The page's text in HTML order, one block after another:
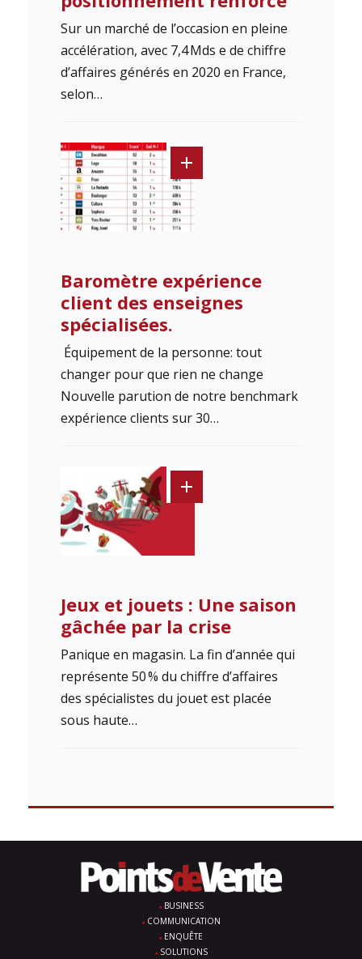
Sur un marché de l’occasion en pleine
accélération, avec 7,4 Mds e de chiffre
d’affaires générés en 2020 en France,
selon…
Baromètre expérience
client des enseignes
spécialisées.
Équipement de la personne: tout
changer pour que rien ne change
Nouvelle parution de notre benchmark
expérience clients sur 30…
Jeux et jouets : Une saison
gâchée par la crise
Panique en magasin. La fin d’année qui
représente 50 % du chiffre d’affaires
des spécialistes du jouet est placée
sous haute…
BUSINESS
COMMUNICATION
ENQUÊTE
SOLUTIONS